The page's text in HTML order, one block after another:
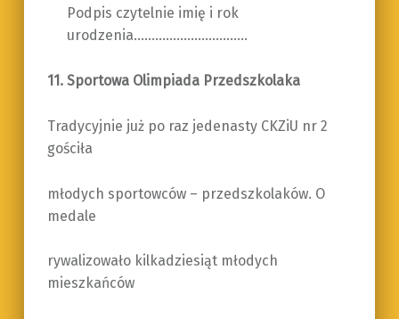
Podpis czytelnie imię i rok
urodzenia…………………………..
11. Sportowa Olimpiada Przedszkolaka
Tradycyjnie już po raz jedenasty CKZiU nr 2
gościła
młodych sportowców – przedszkolaków. O
medale
rywalizowało kilkadziesiąt młodych
mieszkańców